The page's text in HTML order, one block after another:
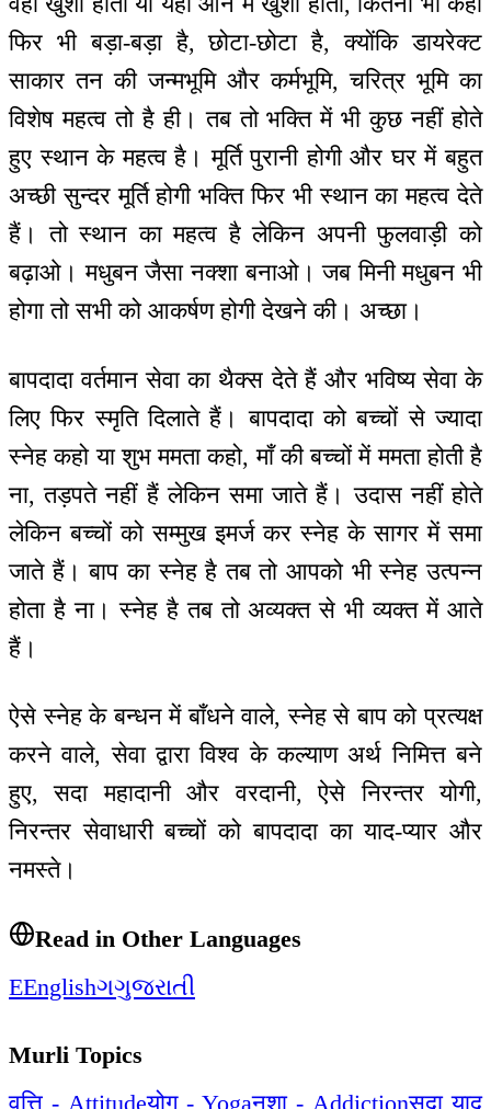
फिर भी बड़ा-बड़ा है, छोटा-छोटा है, क्योंकि डायरेक्ट
साकार तन की जन्मभूमि और कर्मभूमि, चरित्र भूमि का
विशेष महत्व तो है ही। तब तो भक्ति में भी कुछ नहीं होते
हुए स्थान के महत्व है। मूर्ति पुरानी होगी और घर में बहुत
अच्छी सुन्दर मूर्ति होगी भक्ति फिर भी स्थान का महत्व देते
हैं। तो स्थान का महत्व है लेकिन अपनी फुलवाड़ी को
बढ़ाओ। मधुबन जैसा नक्शा बनाओ। जब मिनी मधुबन भी
होगा तो सभी को आकर्षण होगी देखने की। अच्छा।
बापदादा वर्तमान सेवा का थैक्स देते हैं और भविष्य सेवा के
लिए फिर स्मृति दिलाते हैं। बापदादा को बच्चों से ज्यादा
स्नेह कहो या शुभ ममता कहो, माँ की बच्चों में ममता होती है
ना, तड़पते नहीं हैं लेकिन समा जाते हैं। उदास नहीं होते
लेकिन बच्चों को सम्मुख इमर्ज कर स्नेह के सागर में समा
जाते हैं। बाप का स्नेह है तब तो आपको भी स्नेह उत्पन्न
होता है ना। स्नेह है तब तो अव्यक्त से भी व्यक्त में आते
हैं।
ऐसे स्नेह के बन्धन में बाँधने वाले, स्नेह से बाप को प्रत्यक्ष
करने वाले, सेवा द्वारा विश्व के कल्याण अर्थ निमित्त बने
हुए, सदा महादानी और वरदानी, ऐसे निरन्तर योगी,
निरन्तर सेवाधारी बच्चों को बापदादा का याद-प्यार और
नमस्ते।
Read in Other Languages
EEnglishગગુજરાતી
Murli Topics
वृत्ति - Attitudeयोग - Yogaनशा - Addictionसदा याद